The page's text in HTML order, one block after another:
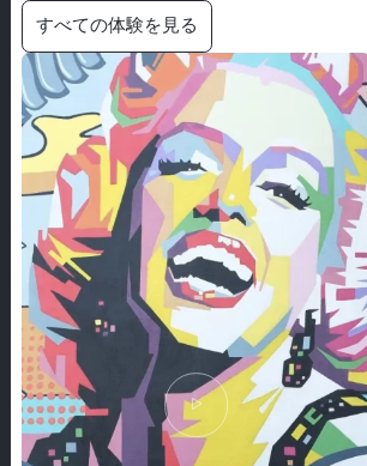
すべての体験を見る
play_arrow